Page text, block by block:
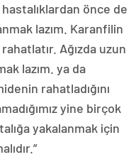
önce de
lazım. Karanfilin
Ağızda uzun
lazım. ya da
rahatladığını
yine birçok
yakalanmak için